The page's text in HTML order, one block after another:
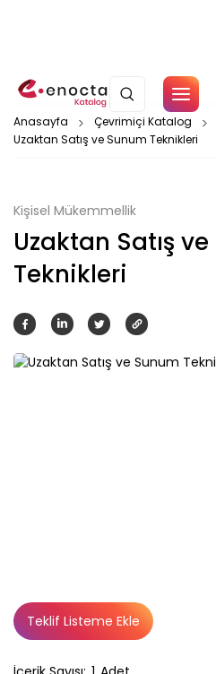
Çerez
Anasayfa
Çevrimiçi Katalog
Uzaktan Satış ve Sunum Teknikleri
Kişisel Mükemmellik
Uzaktan Satış
Teknikleri
Teklif Listeme Ekle